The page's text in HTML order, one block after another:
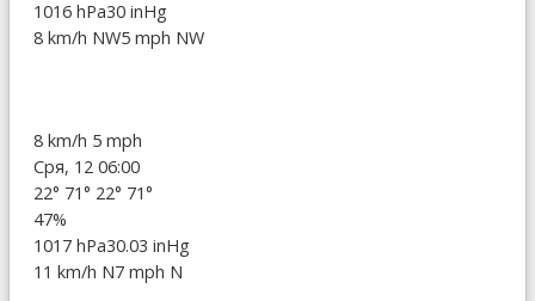
1016 hPa30 inHg
8 km/h NW5 mph NW
8 km/h 5 mph
Сря, 12 06:00
22° 71° 22° 71°
47%
1017 hPa30.03 inHg
11 km/h N7 mph N